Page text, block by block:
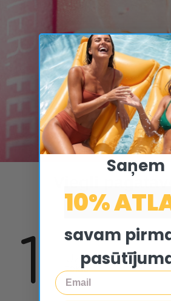
Viegli
1
Uzvāriet 400-500 g
tējas
Saņem
10%
savam
Email